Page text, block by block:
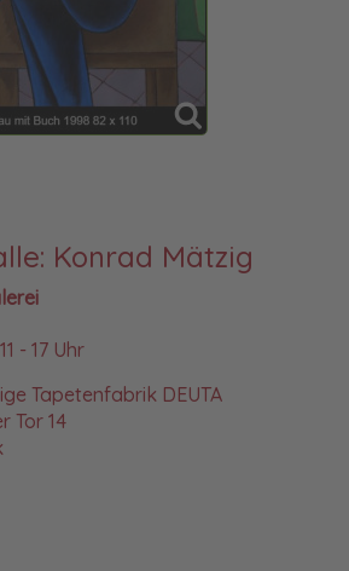
Konrad Mätzig
- 17 Uhr
Tapetenfabrik DEUTA
Tor 14